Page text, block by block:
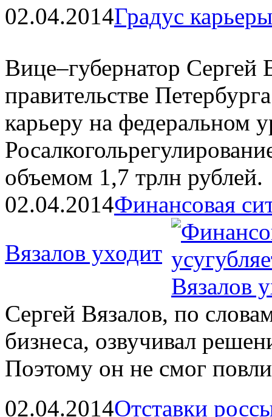
02.04.2014Градус карьеры
Вице–губернатор Сергей
правительстве
карьеру на федеральном
объемом 1,7 трлн рублей.
02.04.2014Финансовая
Вязалов уходит
Сергей Вязалов, по
бизнеса, озвучивал
Поэтому он не смог
02.04.2014Отставки